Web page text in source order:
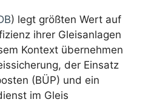
) legt größten Wert auf
ihrer Gleisanlagen
Kontext übernehmen
der Einsatz
(BÜP) und ein
im Gleis